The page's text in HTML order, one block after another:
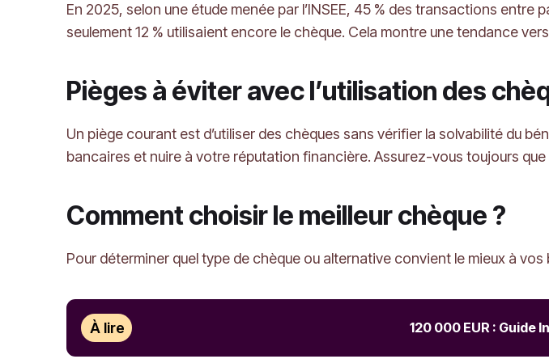
En 2025, selon une étude menée par l’INSEE, 45 % des transactions
seulement 12 % utilisaient encore le chèque. Cela montre une tendance
Pièges à éviter avec l’utilisation des
Un piège courant est d’utiliser des chèques sans vérifier la solvabilité du
bancaires et nuire à votre réputation financière. Assurez-vous toujours
Comment choisir le meilleur chèque ?
Pour déterminer quel type de chèque ou alternative convient le mieux à vos
À lire 120 000 EUR : Guide